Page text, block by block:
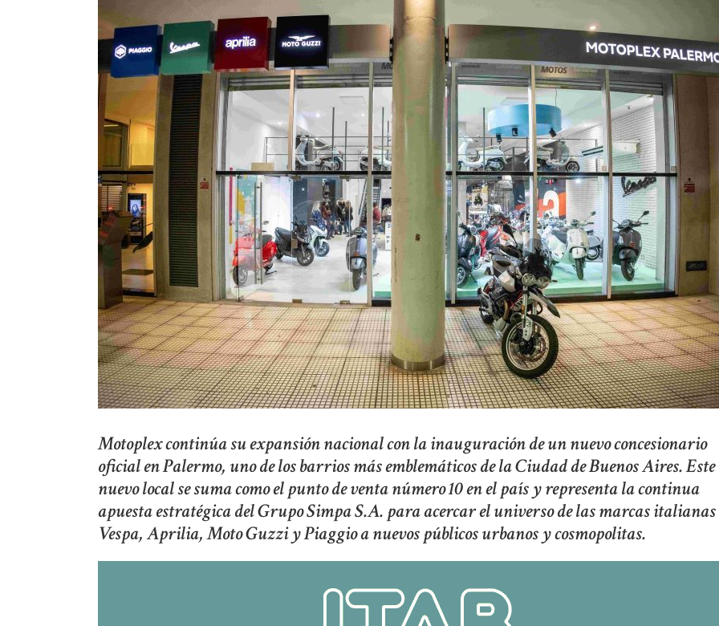
Motoplex continúa su expansión nacional con la inauguración de un nuevo concesionario
oficial en Palermo, uno de los barrios más emblemáticos de la Ciudad de Buenos Aires. Este
nuevo local se suma como el punto de venta número 10 en el país y representa la continua
apuesta estratégica del Grupo Simpa S.A. para acercar el universo de las marcas italianas
Vespa, Aprilia, Moto Guzzi y Piaggio a nuevos públicos urbanos y cosmopolitas.